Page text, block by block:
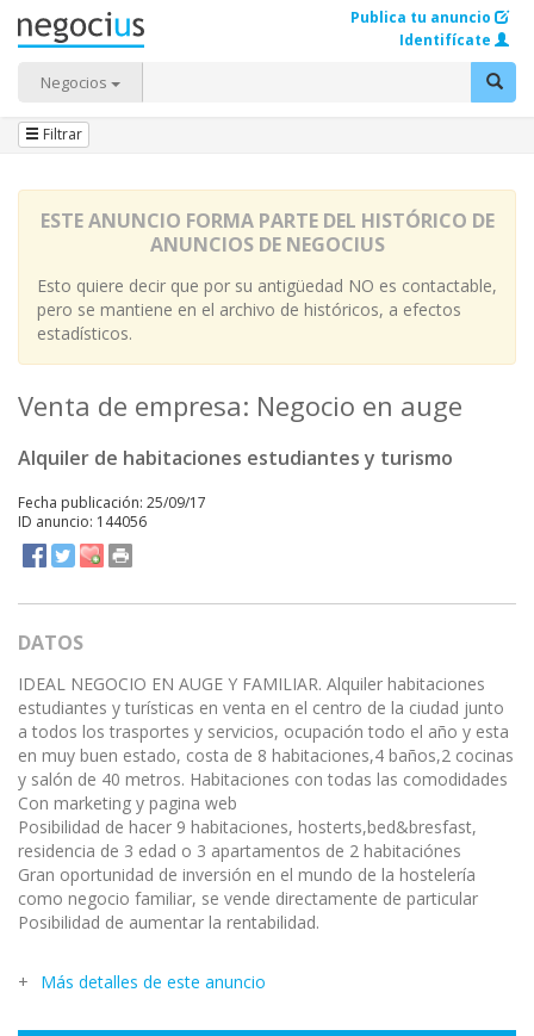
Negocios
Publica tu anuncio
Identifícate
Filtrar
ESTE ANUNCIO FORMA PARTE DEL HISTÓRICO DE
ANUNCIOS DE NEGOCIUS
Esto quiere decir que por su antigüedad NO es contactable,
pero se mantiene en el archivo de históricos, a efectos
estadísticos.
Venta de empresa: Negocio en auge
Alquiler de habitaciones estudiantes y turismo
Fecha publicación: 25/09/17
ID anuncio: 144056
DATOS
IDEAL NEGOCIO EN AUGE Y FAMILIAR. Alquiler habitaciones
estudiantes y turísticas en venta en el centro de la ciudad junto
a todos los trasportes y servicios, ocupación todo el año y esta
en muy buen estado, costa de 8 habitaciones,4 baños,2 cocinas
y salón de 40 metros. Habitaciones con todas las comodidades
Con marketing y pagina web
Posibilidad de hacer 9 habitaciones, hosterts,bed&bresfast,
residencia de 3 edad o 3 apartamentos de 2 habitaciónes
Gran oportunidad de inversión en el mundo de la hostelería
como negocio familiar, se vende directamente de particular
Posibilidad de aumentar la rentabilidad.
Más detalles de este anuncio